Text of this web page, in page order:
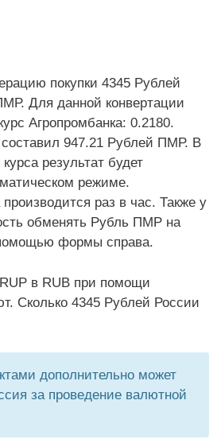
покупки 4345 Рублей
Для данной конвертации
Агропромбанка: 0.2180.
составил 947.21 Рублей ПМР. В
результат будет
режиме.
раз в час. Также у
обменять Рубль ПМР на
формы справа.
в RUB при помощи
Сколько 4345 Рублей России
дополнительно может
за проведение валютной